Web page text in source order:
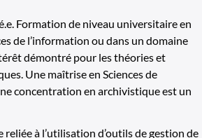
Formation de niveau universitaire en
de l’information ou dans un domaine
démontré pour les théories et
Une maîtrise en Sciences de
concentration en archivistique est un
à l’utilisation d’outils de gestion de